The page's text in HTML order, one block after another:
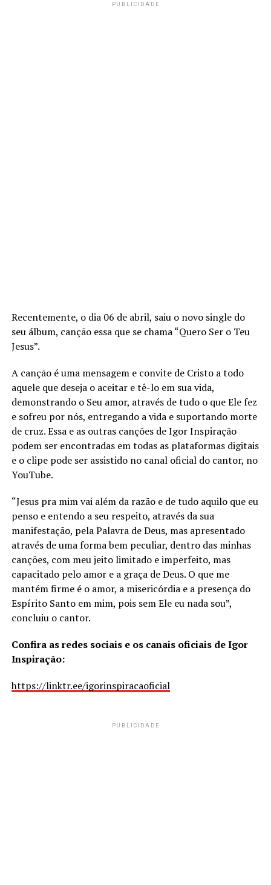
PUBLICIDADE
Recentemente, o dia 06 de abril, saiu o novo single do
seu álbum, canção essa que se chama “Quero Ser o Teu
Jesus”.
A canção é uma mensagem e convite de Cristo a todo
aquele que deseja o aceitar e tê-lo em sua vida,
demonstrando o Seu amor, através de tudo o que Ele fez
e sofreu por nós, entregando a vida e suportando morte
de cruz. Essa e as outras canções de Igor Inspiração
podem ser encontradas em todas as plataformas digitais
e o clipe pode ser assistido no canal oficial do cantor, no
YouTube.
“Jesus pra mim vai além da razão e de tudo aquilo que eu
penso e entendo a seu respeito, através da sua
manifestação, pela Palavra de Deus, mas apresentado
através de uma forma bem peculiar, dentro das minhas
canções, com meu jeito limitado e imperfeito, mas
capacitado pelo amor e a graça de Deus. O que me
mantém firme é o amor, a misericórdia e a presença do
Espírito Santo em mim, pois sem Ele eu nada sou”,
concluiu o cantor.
Confira as redes sociais e os canais oficiais de Igor
Inspiração:
https://linktr.ee/igorinspiracaoficial
PUBLICIDADE